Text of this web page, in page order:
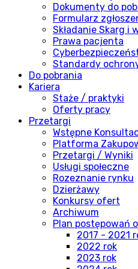
Dokumenty do
Formularz
Składanie Skarg i
Prawa pacjenta
Standardy
Do pobrania
Kariera
Staże / praktyki
Oferty pracy
Przetargi
Wstępne
Platforma
Przetargi / Wyniki
Usługi społeczne
Rozeznanie rynku
Dzierżawy
Konkursy ofert
Archiwum
Plan postępowań
2017 - 2021
2022 rok
2023 rok